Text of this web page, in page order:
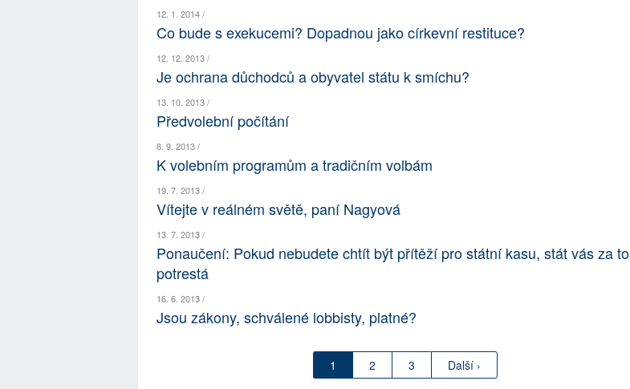
12. 1. 2014 /
Co bude s exekucemi? Dopadnou jako církevní restituce?
12. 12. 2013 /
Je ochrana důchodců a obyvatel státu k smíchu?
13. 10. 2013 /
Předvolební počítání
8. 9. 2013 /
K volebním programům a tradičním volbám
19. 7. 2013 /
Vítejte v reálném světě, paní Nagyová
13. 7. 2013 /
Ponaučení: Pokud nebudete chtít být přítěží pro státní kasu, stát vás za to
potrestá
16. 6. 2013 /
Jsou zákony, schválené lobbisty, platné?
1 2 3 Další ›